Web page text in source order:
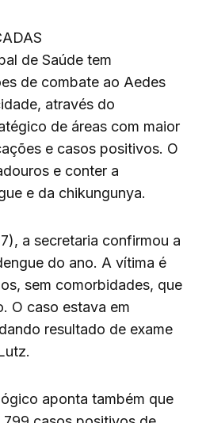
de Saúde tem
de combate ao Aedes
através do
de áreas com maior
e casos positivos. O
e conter a
e da chikungunya.
a secretaria confirmou a
do ano. A vítima é
sem comorbidades, que
O caso estava em
resultado de exame
aponta também que